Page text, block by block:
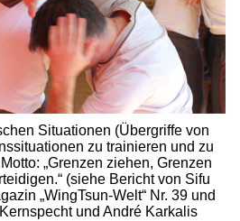
Situationen (Übergriffe von
zu trainieren und zu
„Grenzen ziehen, Grenzen
(siehe Bericht von Sifu
„WingTsun-Welt“ Nr. 39 und
und André Karkalis